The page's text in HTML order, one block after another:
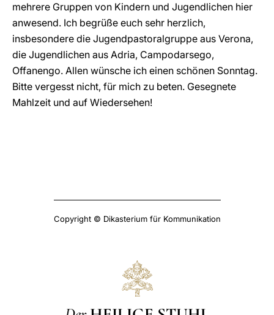
mehrere Gruppen von Kindern und Jugendlichen hier
anwesend. Ich begrüße euch sehr herzlich,
insbesondere die Jugendpastoralgruppe aus Verona,
die Jugendlichen aus Adria, Campodarsego,
Offanengo. Allen wünsche ich einen schönen Sonntag.
Bitte vergesst nicht, für mich zu beten. Gesegnete
Mahlzeit und auf Wiedersehen!
Copyright © Dikasterium für Kommunikation